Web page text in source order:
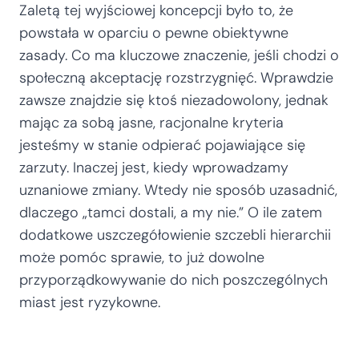
Zaletą tej wyjściowej koncepcji było to, że
powstała w oparciu o pewne obiektywne
zasady. Co ma kluczowe znaczenie, jeśli chodzi o
społeczną akceptację rozstrzygnięć. Wprawdzie
zawsze znajdzie się ktoś niezadowolony, jednak
mając za sobą jasne, racjonalne kryteria
jesteśmy w stanie odpierać pojawiające się
zarzuty. Inaczej jest, kiedy wprowadzamy
uznaniowe zmiany. Wtedy nie sposób uzasadnić,
dlaczego „tamci dostali, a my nie.” O ile zatem
dodatkowe uszczegółowienie szczebli hierarchii
może pomóc sprawie, to już dowolne
przyporządkowywanie do nich poszczególnych
miast jest ryzykowne.